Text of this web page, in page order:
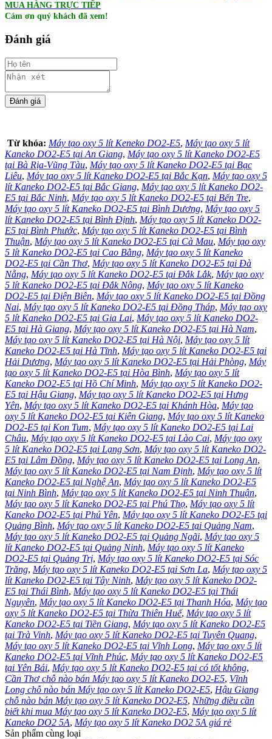
MUA HÀNG TRỰC TIẾP
Cám ơn quý khách đã xem!
Đánh giá
Từ khóa: Máy tạo oxy 5 lít Keneko DO2-E5, Máy tạo oxy 5 lít
Kaneko DO2-E5 tại An Giang, Máy tạo oxy 5 lít Kaneko DO2-E5
tại Bà Rịa-Vũng Tàu, Máy tạo oxy 5 lít Kaneko DO2-E5 tại Bạc
Liêu, Máy tạo oxy 5 lít Kaneko DO2-E5 tại Bắc Kạn, Máy tạo oxy 5
lít Kaneko DO2-E5 tại Bắc Giang, Máy tạo oxy 5 lít Kaneko DO2-
E5 tại Bắc Ninh, Máy tạo oxy 5 lít Kaneko DO2-E5 tại Bến Tre,
Máy tạo oxy 5 lít Kaneko DO2-E5 tại Bình Dương, Máy tạo oxy 5
lít Kaneko DO2-E5 tại Bình Định, Máy tạo oxy 5 lít Kaneko DO2-
E5 tại Bình Phước, Máy tạo oxy 5 lít Kaneko DO2-E5 tại Bình
Thuận, Máy tạo oxy 5 lít Kaneko DO2-E5 tại Cà Mau, Máy tạo oxy
5 lít Kaneko DO2-E5 tại Cao Bằng, Máy tạo oxy 5 lít Kaneko
DO2-E5 tại Cần Thơ, Máy tạo oxy 5 lít Kaneko DO2-E5 tại Đà
Nẵng, Máy tạo oxy 5 lít Kaneko DO2-E5 tại Đắk Lắk, Máy tạo oxy
5 lít Kaneko DO2-E5 tại Đắk Nông, Máy tạo oxy 5 lít Kaneko
DO2-E5 tại Điện Biên, Máy tạo oxy 5 lít Kaneko DO2-E5 tại Đồng
Nai, Máy tạo oxy 5 lít Kaneko DO2-E5 tại Đồng Tháp, Máy tạo oxy
5 lít Kaneko DO2-E5 tại Gia Lai, Máy tạo oxy 5 lít Kaneko DO2-
E5 tại Hà Giang, Máy tạo oxy 5 lít Kaneko DO2-E5 tại Hà Nam,
Máy tạo oxy 5 lít Kaneko DO2-E5 tại Hà Nội, Máy tạo oxy 5 lít
Kaneko DO2-E5 tại Hà Tĩnh, Máy tạo oxy 5 lít Kaneko DO2-E5 tại
Hải Dương, Máy tạo oxy 5 lít Kaneko DO2-E5 tại Hải Phòng, Máy
tạo oxy 5 lít Kaneko DO2-E5 tại Hòa Bình, Máy tạo oxy 5 lít
Kaneko DO2-E5 tại Hồ Chí Minh, Máy tạo oxy 5 lít Kaneko DO2-
E5 tại Hậu Giang, Máy tạo oxy 5 lít Kaneko DO2-E5 tại Hưng
Yên, Máy tạo oxy 5 lít Kaneko DO2-E5 tại Khánh Hòa, Máy tạo
oxy 5 lít Kaneko DO2-E5 tại Kiên Giang, Máy tạo oxy 5 lít Kaneko
DO2-E5 tại Kon Tum, Máy tạo oxy 5 lít Kaneko DO2-E5 tại Lai
Châu, Máy tạo oxy 5 lít Kaneko DO2-E5 tại Lào Cai, Máy tạo oxy
5 lít Kaneko DO2-E5 tại Lạng Sơn, Máy tạo oxy 5 lít Kaneko DO2-
E5 tại Lâm Đồng, Máy tạo oxy 5 lít Kaneko DO2-E5 tại Long An,
Máy tạo oxy 5 lít Kaneko DO2-E5 tại Nam Định, Máy tạo oxy 5 lít
Kaneko DO2-E5 tại Nghệ An, Máy tạo oxy 5 lít Kaneko DO2-E5
tại Ninh Bình, Máy tạo oxy 5 lít Kaneko DO2-E5 tại Ninh Thuận,
Máy tạo oxy 5 lít Kaneko DO2-E5 tại Phú Thọ, Máy tạo oxy 5 lít
Kaneko DO2-E5 tại Phú Yên, Máy tạo oxy 5 lít Kaneko DO2-E5 tại
Quảng Bình, Máy tạo oxy 5 lít Kaneko DO2-E5 tại Quảng Nam,
Máy tạo oxy 5 lít Kaneko DO2-E5 tại Quảng Ngãi, Máy tạo oxy 5
lít Kaneko DO2-E5 tại Quảng Ninh, Máy tạo oxy 5 lít Kaneko
DO2-E5 tại Quảng Trị, Máy tạo oxy 5 lít Kaneko DO2-E5 tại Sóc
Trăng, Máy tạo oxy 5 lít Kaneko DO2-E5 tại Sơn La, Máy tạo oxy 5
lít Kaneko DO2-E5 tại Tây Ninh, Máy tạo oxy 5 lít Kaneko DO2-
E5 tại Thái Bình, Máy tạo oxy 5 lít Kaneko DO2-E5 tại Thái
Nguyên, Máy tạo oxy 5 lít Kaneko DO2-E5 tại Thanh Hóa, Máy tạo
oxy 5 lít Kaneko DO2-E5 tại Thừa Thiên Huế, Máy tạo oxy 5 lít
Kaneko DO2-E5 tại Tiền Giang, Máy tạo oxy 5 lít Kaneko DO2-E5
tại Trà Vinh, Máy tạo oxy 5 lít Kaneko DO2-E5 tại Tuyên Quang,
Máy tạo oxy 5 lít Kaneko DO2-E5 tại Vĩnh Long, Máy tạo oxy 5 lít
Kaneko DO2-E5 tại Vĩnh Phúc, Máy tạo oxy 5 lít Kaneko DO2-E5
tại Yên Bái, Máy tạo oxy 5 lít Kaneko DO2-E5 tại có tốt không,
Cần Thơ chỗ nào bán Máy tạo oxy 5 lít Kaneko DO2-E5, Vĩnh
Long chỗ nào bán Máy tạo oxy 5 lít Kaneko DO2-E5, Hậu Giang
chỗ nào bán Máy tạo oxy 5 lít Kaneko DO2-E5, Những điều cần
biết khi mua Máy tạo oxy 5 lít Kaneko DO2-E5, Máy tạo oxy 5 lít
Kaneko DO2 5A, Máy tạo oxy 5 lít Kaneko DO2 5A giá rẻ
Sản phẩm cùng loại